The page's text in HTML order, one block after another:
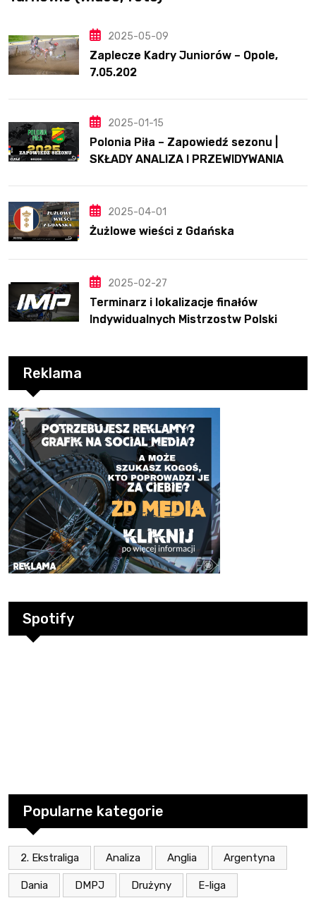
2025-05-09
Zaplecze Kadry Juniorów – Opole,
7.05.202
2025-01-15
Polonia Piła – Zapowiedź sezonu |
SKŁADY ANALIZA I PRZEWIDYWANIA
2025-04-01
Żużlowe wieści z Gdańska
2025-02-27
Terminarz i lokalizacje finałów
Indywidualnych Mistrzostw Polski
Reklama
Spotify
Popularne kategorie
2. Ekstraliga Analiza Anglia Argentyna
Dania DMPJ Drużyny E-liga